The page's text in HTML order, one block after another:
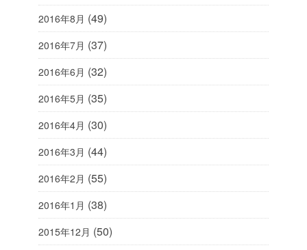
2016年8月 (49)
2016年7月 (37)
2016年6月 (32)
2016年5月 (35)
2016年4月 (30)
2016年3月 (44)
2016年2月 (55)
2016年1月 (38)
2015年12月 (50)